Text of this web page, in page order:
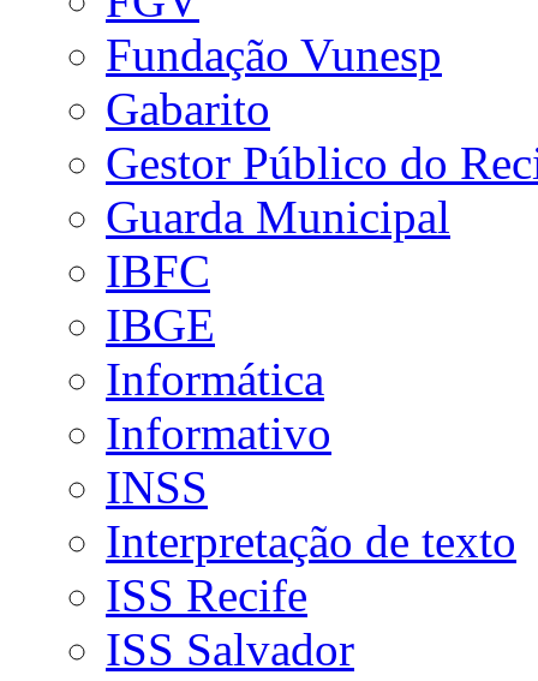
Fundação Vunesp
Gabarito
Gestor Público do
Guarda Municipal
IBFC
IBGE
Informática
Informativo
INSS
Interpretação de texto
ISS Recife
ISS Salvador